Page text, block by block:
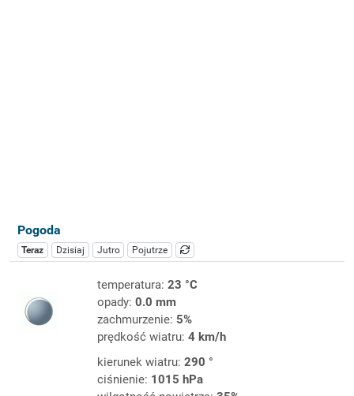
Pogoda
Teraz Dzisiaj Jutro Pojutrze
temperatura: 23 °C
opady: 0.0 mm
zachmurzenie: 5%
prędkość wiatru: 4 km/h
kierunek wiatru: 290 °
ciśnienie: 1015 hPa